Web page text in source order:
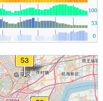
1002
53
0